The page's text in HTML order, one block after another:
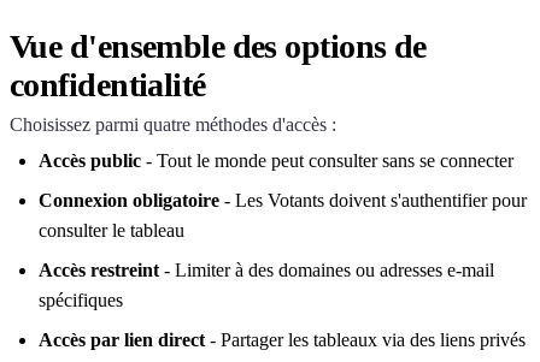
Vue d'ensemble des options de
confidentialité
Choisissez parmi quatre méthodes d'accès :
Accès public - Tout le monde peut consulter sans se connecter
Connexion obligatoire - Les Votants doivent s'authentifier pour
consulter le tableau
Accès restreint - Limiter à des domaines ou adresses e-mail
spécifiques
Accès par lien direct - Partager les tableaux via des liens privés